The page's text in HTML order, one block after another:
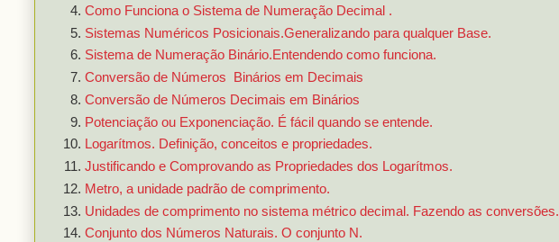
Como Funciona o Sistema de Numeração Decimal .
Sistemas Numéricos Posicionais.Generalizando para qualquer Base.
Sistema de Numeração Binário.Entendendo como funciona.
Conversão de Números Binários em Decimais
Conversão de Números Decimais em Binários
Potenciação ou Exponenciação. É fácil quando se entende.
Logarítmos. Definição, conceitos e propriedades.
Justificando e Comprovando as Propriedades dos Logarítmos.
Metro, a unidade padrão de comprimento.
Unidades de comprimento no sistema métrico decimal. Fazendo as conversões.
Conjunto dos Números Naturais. O conjunto N.